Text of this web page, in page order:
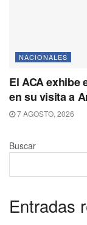
NACIONALES
El ACA exhibe
en su visita a
7 AGOSTO, 2026
Buscar
Entradas